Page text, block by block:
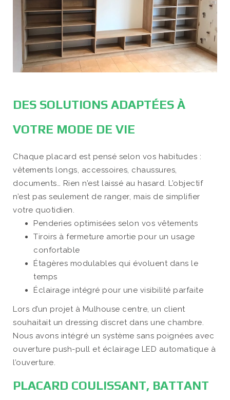
DES SOLUTIONS ADAPTÉES À
VOTRE MODE DE VIE
Chaque placard est pensé selon vos habitudes :
vêtements longs, accessoires, chaussures,
documents… Rien n’est laissé au hasard. L’objectif
n’est pas seulement de ranger, mais de simplifier
votre quotidien.
Penderies optimisées selon vos vêtements
Tiroirs à fermeture amortie pour un usage
confortable
Étagères modulables qui évoluent dans le
temps
Éclairage intégré pour une visibilité parfaite
Lors d’un projet à Mulhouse centre, un client
souhaitait un dressing discret dans une chambre.
Nous avons intégré un système sans poignées avec
ouverture push-pull et éclairage LED automatique à
l’ouverture.
PLACARD COULISSANT, BATTANT